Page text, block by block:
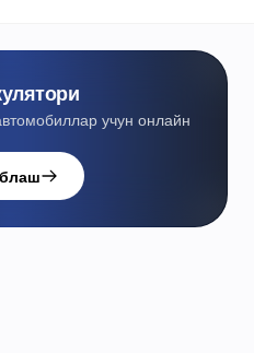
учун онлайн